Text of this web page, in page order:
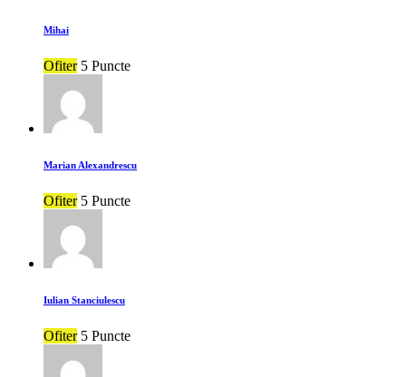
Mihai
Ofiter 5 Puncte
Marian Alexandrescu
Ofiter 5 Puncte
Iulian Stanciulescu
Ofiter 5 Puncte